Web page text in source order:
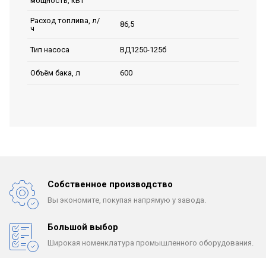
Расход топлива, л/
ч
86,5
Тип насоса ВД1250-125б
Объём бака, л 600
Собственное производство
Вы экономите, покупая напрямую у завода.
Большой выбор
Широкая номенклатура промышленного оборудования.